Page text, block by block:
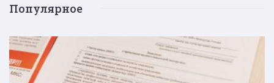
Популярное